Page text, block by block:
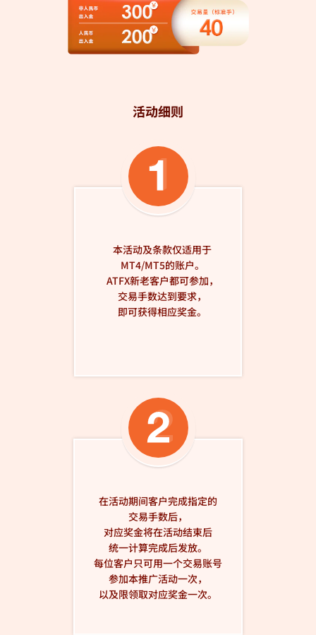
活动细则
本活动及条款仅适用于
MT4/MT5的账户。
ATFX新老客户都可参加，
交易手数达到要求，
即可获得相应奖金。
在活动期间客户完成指定的
交易手数后，
对应奖金将在活动结束后
统一计算完成后发放。
每位客户只可用一个交易账号
参加本推广活动一次，
以及限领取对应奖金一次。